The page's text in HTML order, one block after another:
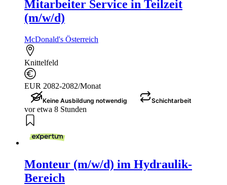
Mitarbeiter Service in Teilzeit
(m/w/d)
McDonald's Österreich
Knittelfeld
EUR 2082-2082/Monat
Keine Ausbildung notwendig Schichtarbeit
vor etwa 8 Stunden
Monteur (m/w/d) im Hydraulik-
Bereich